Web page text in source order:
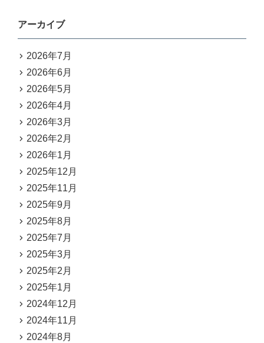
アーカイブ
2026年7月
2026年6月
2026年5月
2026年4月
2026年3月
2026年2月
2026年1月
2025年12月
2025年11月
2025年9月
2025年8月
2025年7月
2025年3月
2025年2月
2025年1月
2024年12月
2024年11月
2024年8月